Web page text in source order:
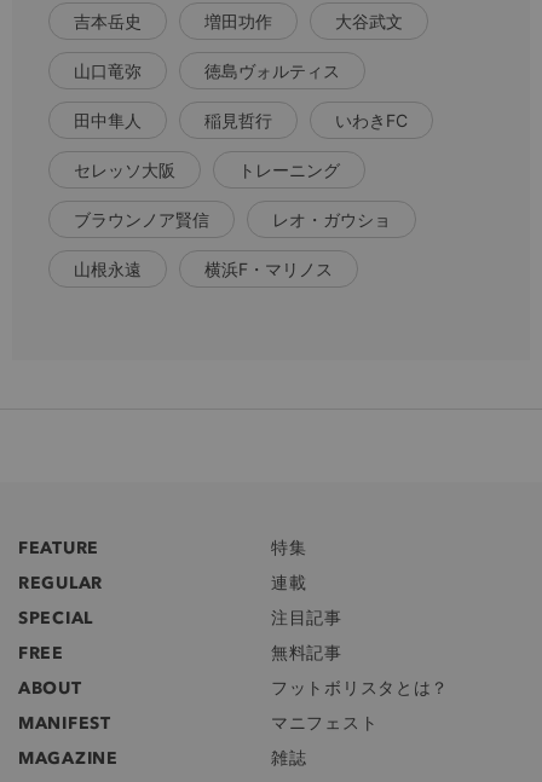
吉本岳史 増田功作 大谷武文
山口竜弥 徳島ヴォルティス
田中隼人 稲見哲行 いわきFC
セレッソ大阪 トレーニング
ブラウンノア賢信 レオ・ガウショ
山根永遠 横浜F・マリノス
FEATURE
特集
REGULAR
連載
SPECIAL
注目記事
FREE
無料記事
ABOUT
フットボリスタとは？
MANIFEST
マニフェスト
MAGAZINE
雑誌